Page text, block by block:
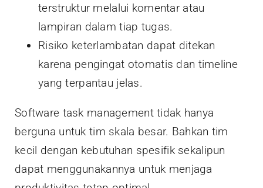
terstruktur melalui komentar atau
lampiran dalam tiap tugas.
Risiko keterlambatan dapat ditekan
karena pengingat otomatis dan timeline
yang terpantau jelas.
Software task management tidak hanya
berguna untuk tim skala besar. Bahkan tim
kecil dengan kebutuhan spesifik sekalipun
dapat menggunakannya untuk menjaga